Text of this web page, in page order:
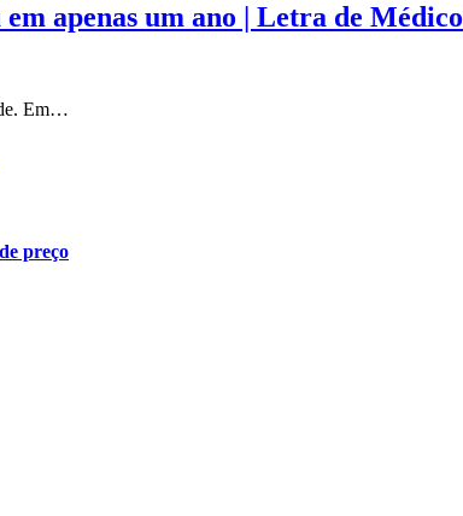
apenas um ano | Letra de Médico
Em…
preço